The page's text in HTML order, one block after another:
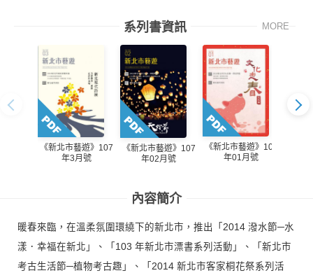
系列書資訊 MORE
《新北市藝遊》107
年3月號
《新北市藝遊》107
年02月號
《新北市藝遊》107
年01月號
內容簡介
暖春來臨，在溫柔氛圍環繞下的新北市，推出「2014 潑水節─水
漾．幸福在新北」、「103 年新北市漂書系列活動」、「新北市
考古生活節─植物考古趣」、「2014 新北市客家桐花祭系列活